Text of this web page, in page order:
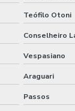
Teófilo Otoni
Conselheiro
Vespasiano
Araguari
Passos